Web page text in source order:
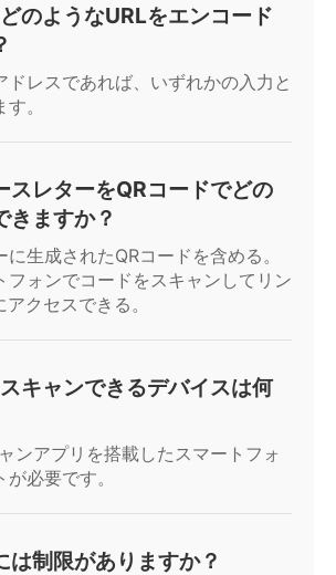
のようなURLをエンコード
ドレスであれば、いずれかの入力と
。
スレターをQRコードでどの
きますか？
生成されたQRコードを含める。
フォンでコードをスキャンしてリン
クセスできる。
キャンできるデバイスは何
ンアプリを搭載したスマートフォ
必要です。
は制限がありますか？